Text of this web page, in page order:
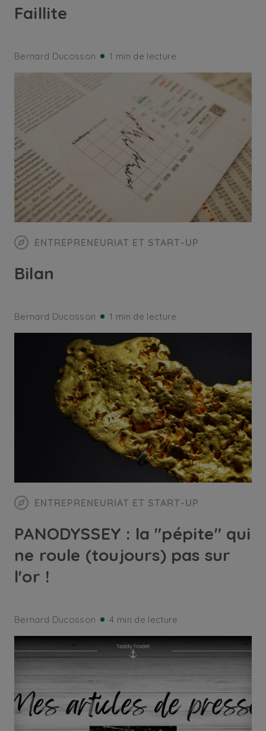
Faillite
Bernard Ducosson 1 min de lecture
ENTREPRENEURIAT ET START-UP
Bilan
Bernard Ducosson 1 min de lecture
ENTREPRENEURIAT ET START-UP
PANODYSSEY : la "pépite" qui
ne roule (toujours) pas sur
l'or !
Bernard Ducosson 4 min de lecture